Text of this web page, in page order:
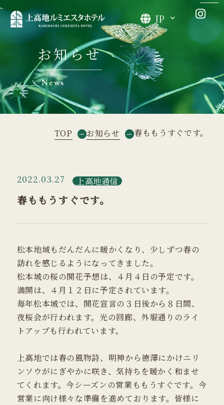
JP
お知らせ
News
TOP お知らせ 春ももうすぐです。
2022.03.27 上高地通信
春ももうすぐです。
松本地域もだんだんに暖かくなり、少しずつ春の
訪れを感じるようになってきました。
松本城の桜の開花予想は、４月４日の予定です。
満開は、４月１２日に予定されています。
毎年松本城では、開花宣言の３日後から８日間、
夜桜会が行われます。光の回廊、外堀通りのライ
トアップも行われています。
上高地では春の風物詩、明神から徳澤にかけニリ
ンソウがにぎやかに咲き、気持ちを暖かく和ませ
てくれます。今シーズンの営業ももうすぐです。今
営業に向け様々な準備を進めております。皆様に